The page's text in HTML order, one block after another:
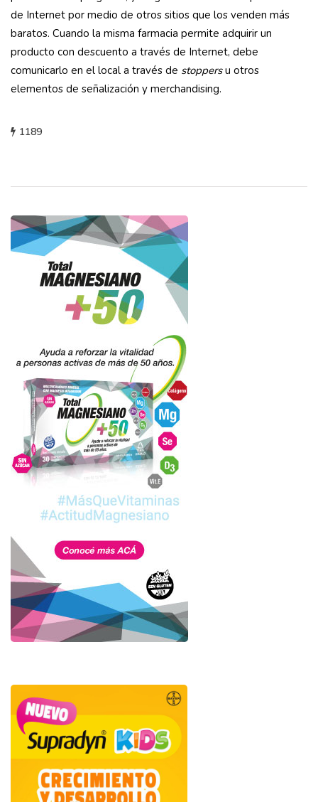
de Internet por medio de otros sitios que los venden más
baratos. Cuando la misma farmacia permite adquirir un
producto con descuento a través de Internet, debe
comunicarlo en el local a través de stoppersu otros
elementos de señalización y merchandising.
1189